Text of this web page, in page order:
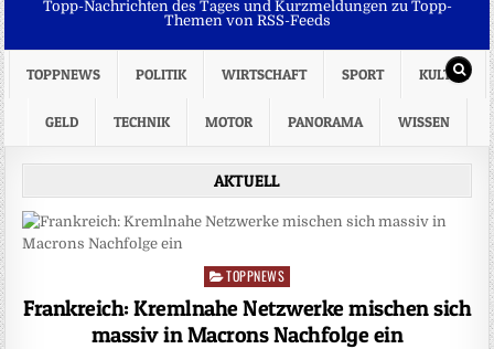
Topp-Nachrichten des Tages und Kurzmeldungen zu Topp-
Themen von RSS-Feeds
TOPPNEWS POLITIK WIRTSCHAFT SPORT KULTUR
GELD TECHNIK MOTOR PANORAMA WISSEN
AKTUELL
Posted
in
TOPPNEWS
Frankreich: Kremlnahe Netzwerke mischen sich
massiv in Macrons Nachfolge ein